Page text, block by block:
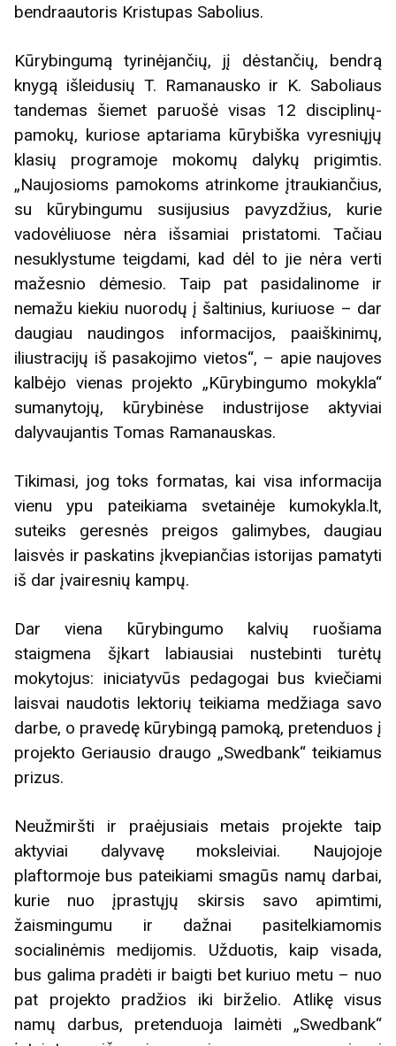
bendraautoris Kristupas Sabolius.
Kūrybingumą tyrinėjančių, jį dėstančių, bendrą
knygą išleidusių T. Ramanausko ir K. Saboliaus
tandemas šiemet paruošė visas 12 disciplinų-
pamokų, kuriose aptariama kūrybiška vyresniųjų
klasių programoje mokomų dalykų prigimtis.
„Naujosioms pamokoms atrinkome įtraukiančius,
su kūrybingumu susijusius pavyzdžius, kurie
vadovėliuose nėra išsamiai pristatomi. Tačiau
nesuklystume teigdami, kad dėl to jie nėra verti
mažesnio dėmesio. Taip pat pasidalinome ir
nemažu kiekiu nuorodų į šaltinius, kuriuose – dar
daugiau naudingos informacijos, paaiškinimų,
iliustracijų iš pasakojimo vietos“, – apie naujoves
kalbėjo vienas projekto „Kūrybingumo mokykla“
sumanytojų, kūrybinėse industrijose aktyviai
dalyvaujantis Tomas Ramanauskas.
Tikimasi, jog toks formatas, kai visa informacija
vienu ypu pateikiama svetainėje kumokykla.lt,
suteiks geresnės preigos galimybes, daugiau
laisvės ir paskatins įkvepiančias istorijas pamatyti
iš dar įvairesnių kampų.
Dar viena kūrybingumo kalvių ruošiama
staigmena šįkart labiausiai nustebinti turėtų
mokytojus: iniciatyvūs pedagogai bus kviečiami
laisvai naudotis lektorių teikiama medžiaga savo
darbe, o pravedę kūrybingą pamoką, pretenduos į
projekto Geriausio draugo „Swedbank“ teikiamus
prizus.
Neužmiršti ir praėjusiais metais projekte taip
aktyviai dalyvavę moksleiviai. Naujojoje
plaftormoje bus pateikiami smagūs namų darbai,
kurie nuo įprastųjų skirsis savo apimtimi,
žaismingumu ir dažnai pasitelkiamomis
socialinėmis medijomis. Užduotis, kaip visada,
bus galima pradėti ir baigti bet kuriuo metu – nuo
pat projekto pradžios iki birželio. Atlikę visus
namų darbus, pretenduoja laimėti „Swedbank“